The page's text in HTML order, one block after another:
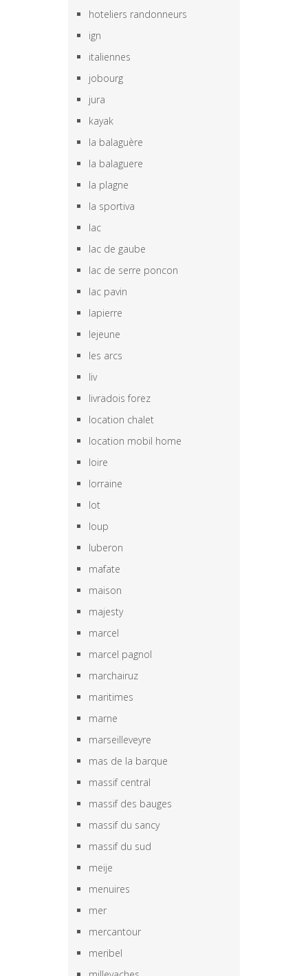
hoteliers randonneurs
ign
italiennes
jobourg
jura
kayak
la balaguère
la balaguere
la plagne
la sportiva
lac
lac de gaube
lac de serre poncon
lac pavin
lapierre
lejeune
les arcs
liv
livradois forez
location chalet
location mobil home
loire
lorraine
lot
loup
luberon
mafate
maison
majesty
marcel
marcel pagnol
marchairuz
maritimes
marne
marseilleveyre
mas de la barque
massif central
massif des bauges
massif du sancy
massif du sud
meije
menuires
mer
mercantour
meribel